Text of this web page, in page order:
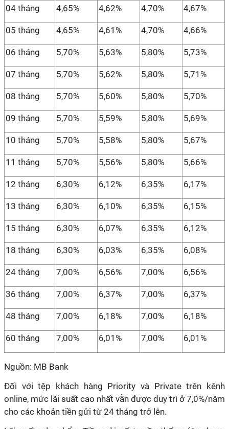
04 tháng 4,65% 4,62% 4,70% 4,67%
05 tháng 4,65% 4,61% 4,70% 4,66%
06 tháng 5,70% 5,63% 5,80% 5,73%
07 tháng 5,70% 5,62% 5,80% 5,71%
08 tháng 5,70% 5,60% 5,80% 5,70%
09 tháng 5,70% 5,59% 5,80% 5,69%
10 tháng 5,70% 5,58% 5,80% 5,67%
11 tháng 5,70% 5,56% 5,80% 5,66%
12 tháng 6,30% 6,12% 6,35% 6,17%
13 tháng 6,30% 6,10% 6,35% 6,15%
15 tháng 6,30% 6,07% 6,35% 6,12%
18 tháng 6,30% 6,03% 6,35% 6,08%
24 tháng 7,00% 6,56% 7,00% 6,56%
36 tháng 7,00% 6,37% 7,00% 6,37%
48 tháng 7,00% 6,18% 7,00% 6,18%
60 tháng 7,00% 6,01% 7,00% 6,01%
Nguồn: MB Bank
Đối với tệp khách hàng Priority và Private trên kênh
online, mức lãi suất cao nhất vẫn được duy trì ở 7,0%/năm
cho các khoản tiền gửi từ 24 tháng trở lên.